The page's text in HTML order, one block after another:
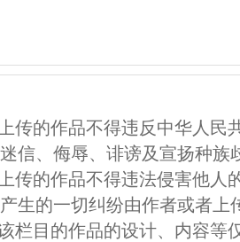
传的作品不得违反中华人民
信、侮辱、诽谤及宣扬种族
传的作品不得违法侵害他人
生的一切纠纷由作者或者上
栏目的作品的设计、内容等